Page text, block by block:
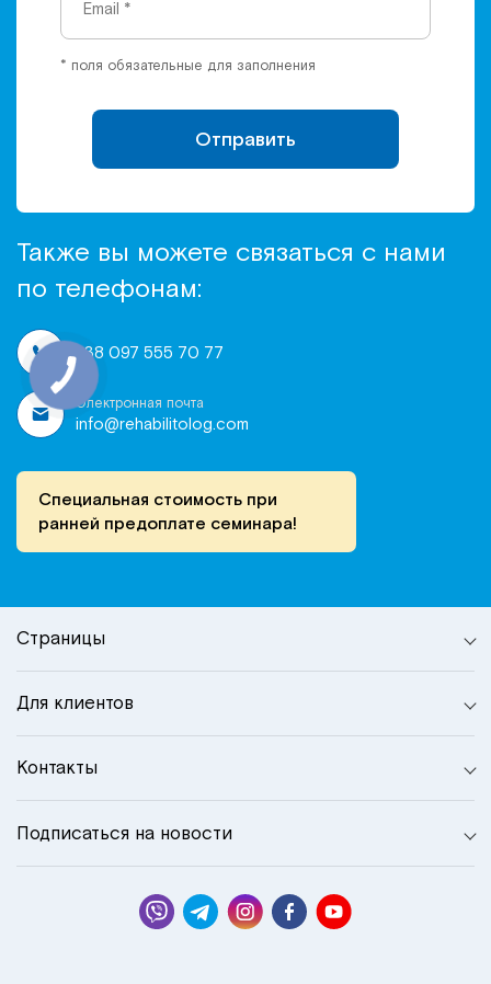
* поля обязательные для заполнения
Отправить
Также вы можете связаться с нами
по телефонам:
+38 097 555 70 77
Электронная почта
info@rehabilitolog.com
Специальная стоимость при
ранней предоплате семинара!
Страницы
Для клиентов
Контакты
Подписаться на новости